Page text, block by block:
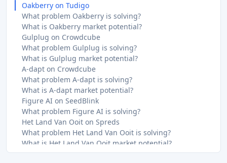
Oakberry on Tudigo
What problem Oakberry is solving?
What is Oakberry market potential?
Gulplug on Crowdcube
What problem Gulplug is solving?
What is Gulplug market potential?
A-dapt on Crowdcube
What problem A-dapt is solving?
What is A-dapt market potential?
Figure AI on SeedBlink
What problem Figure AI is solving?
Het Land Van Ooit on Spreds
What problem Het Land Van Ooit is solving?
What is Het Land Van Ooit market potential?
SCANNERY on Companisto